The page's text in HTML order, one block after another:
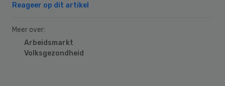
Reageer op dit artikel
Meer over:
Arbeidsmarkt
Volksgezondheid